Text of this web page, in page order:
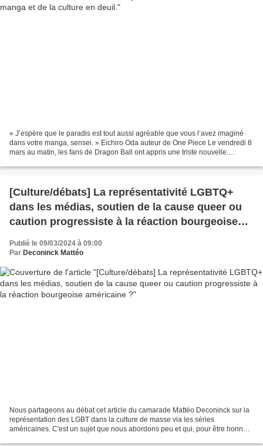
« J’espère que le paradis est tout aussi agréable que vous l’avez imaginé
dans votre manga, sensei. » Eichiro Oda auteur de One Piece Le vendredi 8
mars au matin, les fans de Dragon Ball ont appris une triste nouvelle.
[Culture/débats] La représentativité LGBTQ+
dans les médias, soutien de la cause queer ou
caution progressiste à la réaction bourgeoise
américaine ?
Publié le 09/03/2024 à 09:00
Par Deconinck Mattéo
Nous partageons au débat cet article du camarade Mattéo Deconinck sur la
représentation des LGBT dans la culture de masse via les séries
américaines. C'est un sujet que nous abordons peu et qui, pour être honnête